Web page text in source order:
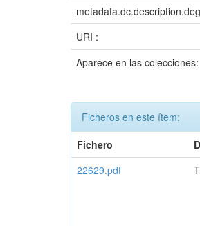
URI :
Aparece en las colecciones:
Ficheros en este ítem:
Fichero
22629.pdf